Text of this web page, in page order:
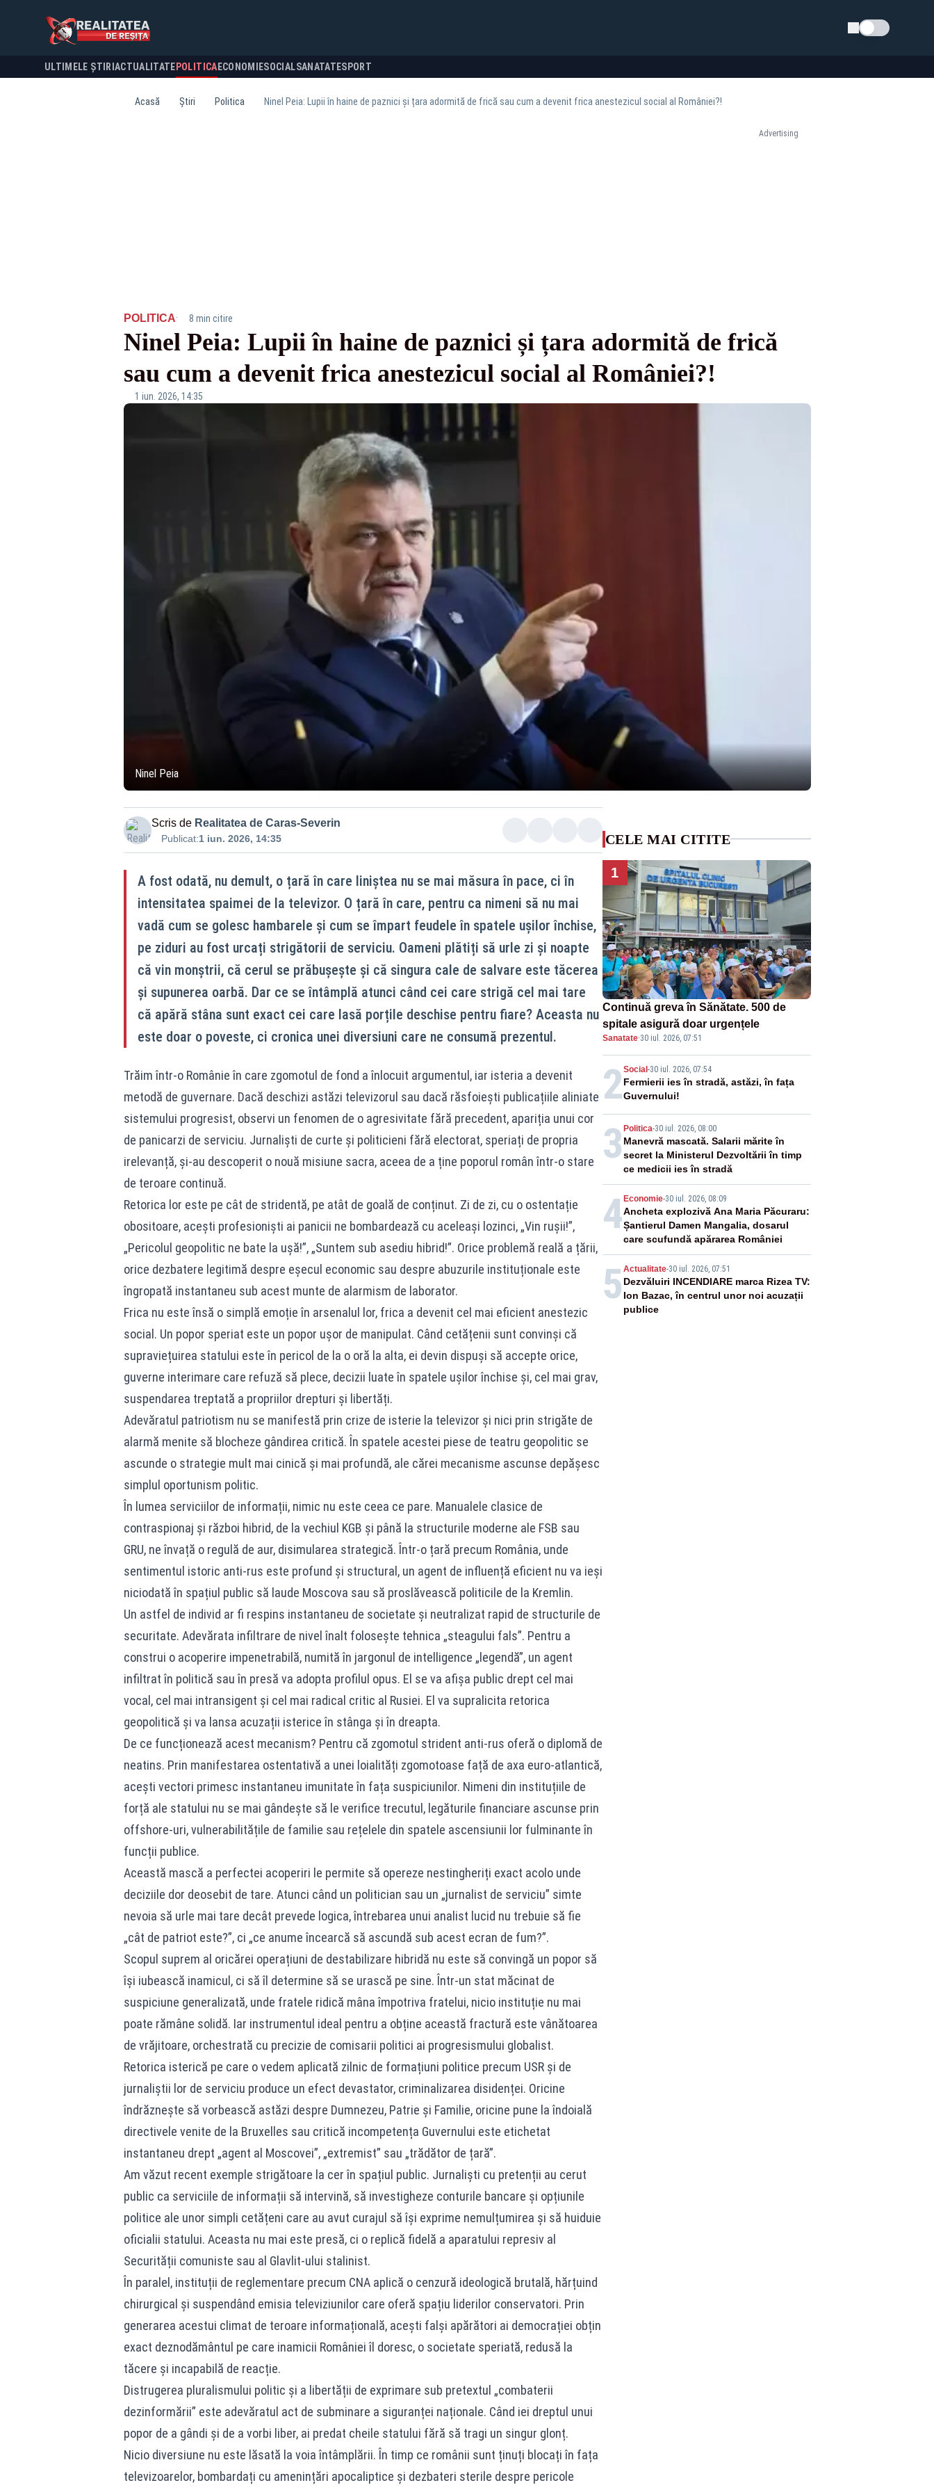
Schimba tema
ULTIMELE ȘTIRI ACTUALITATE POLITICA ECONOMIESOCIALSANATATESPORT
Acasă Știri Politica Ninel Peia: Lupii în haine de paznici și țara adormită de frică sau cum a devenit frica anestezicul social al României?!
Advertising
POLITICA· 8 min citire
Ninel Peia: Lupii în haine de paznici și țara adormită de frică
sau cum a devenit frica anestezicul social al României?!
1 iun. 2026, 14:35
Ninel Peia
Scris de Realitatea de Caras-Severin
Publicat:1 iun. 2026, 14:35
A fost odată, nu demult, o țară în care liniștea nu se mai măsura în pace, ci în
intensitatea spaimei de la televizor. O țară în care, pentru ca nimeni să nu mai
vadă cum se golesc hambarele și cum se împart feudele în spatele ușilor închise,
pe ziduri au fost urcați strigătorii de serviciu. Oameni plătiți să urle zi și noapte
că vin monștrii, că cerul se prăbușește și că singura cale de salvare este tăcerea
și supunerea oarbă. Dar ce se întâmplă atunci când cei care strigă cel mai tare
că apără stâna sunt exact cei care lasă porțile deschise pentru fiare? Aceasta nu
este doar o poveste, ci cronica unei diversiuni care ne consumă prezentul.
Trăim într-o Românie în care zgomotul de fond a înlocuit argumentul, iar isteria a devenit
metodă de guvernare. Dacă deschizi astăzi televizorul sau dacă răsfoiești publicațiile aliniate
sistemului progresist, observi un fenomen de o agresivitate fără precedent, apariția unui cor
de panicarzi de serviciu. Jurnaliști de curte și politicieni fără electorat, speriați de propria
irelevanță, și-au descoperit o nouă misiune sacra, aceea de a ține poporul român într-o stare
de teroare continuă.
Retorica lor este pe cât de stridentă, pe atât de goală de conținut. Zi de zi, cu o ostentație
obositoare, acești profesioniști ai panicii ne bombardează cu aceleași lozinci, „Vin rușii!”,
„Pericolul geopolitic ne bate la ușă!”, „Suntem sub asediu hibrid!”. Orice problemă reală a țării,
orice dezbatere legitimă despre eșecul economic sau despre abuzurile instituționale este
îngropată instantaneu sub acest munte de alarmism de laborator.
Frica nu este însă o simplă emoție în arsenalul lor, frica a devenit cel mai eficient anestezic
social. Un popor speriat este un popor ușor de manipulat. Când cetățenii sunt convinși că
supraviețuirea statului este în pericol de la o oră la alta, ei devin dispuși să accepte orice,
guverne interimare care refuză să plece, decizii luate în spatele ușilor închise și, cel mai grav,
suspendarea treptată a propriilor drepturi și libertăți.
Adevăratul patriotism nu se manifestă prin crize de isterie la televizor și nici prin strigăte de
alarmă menite să blocheze gândirea critică. În spatele acestei piese de teatru geopolitic se
ascunde o strategie mult mai cinică și mai profundă, ale cărei mecanisme ascunse depășesc
simplul oportunism politic.
În lumea serviciilor de informații, nimic nu este ceea ce pare. Manualele clasice de
contraspionaj și război hibrid, de la vechiul KGB și până la structurile moderne ale FSB sau
GRU, ne învață o regulă de aur, disimularea strategică. Într-o țară precum România, unde
sentimentul istoric anti-rus este profund și structural, un agent de influență eficient nu va ieși
niciodată în spațiul public să laude Moscova sau să proslăvească politicile de la Kremlin.
Un astfel de individ ar fi respins instantaneu de societate și neutralizat rapid de structurile de
securitate. Adevărata infiltrare de nivel înalt folosește tehnica „steagului fals”. Pentru a
construi o acoperire impenetrabilă, numită în jargonul de intelligence „legendă”, un agent
infiltrat în politică sau în presă va adopta profilul opus. El se va afișa public drept cel mai
vocal, cel mai intransigent și cel mai radical critic al Rusiei. El va supralicita retorica
geopolitică și va lansa acuzații isterice în stânga și în dreapta.
De ce funcționează acest mecanism? Pentru că zgomotul strident anti-rus oferă o diplomă de
neatins. Prin manifestarea ostentativă a unei loialități zgomotoase față de axa euro-atlantică,
acești vectori primesc instantaneu imunitate în fața suspiciunilor. Nimeni din instituțiile de
forță ale statului nu se mai gândește să le verifice trecutul, legăturile financiare ascunse prin
offshore-uri, vulnerabilitățile de familie sau rețelele din spatele ascensiunii lor fulminante în
funcții publice.
Această mască a perfectei acoperiri le permite să opereze nestingheriți exact acolo unde
deciziile dor deosebit de tare. Atunci când un politician sau un „jurnalist de serviciu” simte
nevoia să urle mai tare decât prevede logica, întrebarea unui analist lucid nu trebuie să fie
„cât de patriot este?”, ci „ce anume încearcă să ascundă sub acest ecran de fum?”.
Scopul suprem al oricărei operațiuni de destabilizare hibridă nu este să convingă un popor să
își iubească inamicul, ci să îl determine să se urască pe sine. Într-un stat măcinat de
suspiciune generalizată, unde fratele ridică mâna împotriva fratelui, nicio instituție nu mai
poate rămâne solidă. Iar instrumentul ideal pentru a obține această fractură este vânătoarea
de vrăjitoare, orchestrată cu precizie de comisarii politici ai progresismului globalist.
Retorica isterică pe care o vedem aplicată zilnic de formațiuni politice precum USR și de
jurnaliștii lor de serviciu produce un efect devastator, criminalizarea disidenței. Oricine
îndrăznește să vorbească astăzi despre Dumnezeu, Patrie și Familie, oricine pune la îndoială
directivele venite de la Bruxelles sau critică incompetența Guvernului este etichetat
instantaneu drept „agent al Moscovei”, „extremist” sau „trădător de țară”.
Am văzut recent exemple strigătoare la cer în spațiul public. Jurnaliști cu pretenții au cerut
public ca serviciile de informații să intervină, să investigheze conturile bancare și opțiunile
politice ale unor simpli cetățeni care au avut curajul să își exprime nemulțumirea și să huiduie
oficialii statului. Aceasta nu mai este presă, ci o replică fidelă a aparatului represiv al
Securității comuniste sau al Glavlit-ului stalinist.
În paralel, instituții de reglementare precum CNA aplică o cenzură ideologică brutală, hărțuind
chirurgical și suspendând emisia televiziunilor care oferă spațiu liderilor conservatori. Prin
generarea acestui climat de teroare informațională, acești falși apărători ai democrației obțin
exact deznodământul pe care inamicii României îl doresc, o societate speriată, redusă la
tăcere și incapabilă de reacție.
Distrugerea pluralismului politic și a libertății de exprimare sub pretextul „combaterii
dezinformării” este adevăratul act de subminare a siguranței naționale. Când iei dreptul unui
popor de a gândi și de a vorbi liber, ai predat cheile statului fără să tragi un singur glonț.
Nicio diversiune nu este lăsată la voia întâmplării. În timp ce românii sunt ținuți blocați în fața
televizoarelor, bombardați cu amenințări apocaliptice și dezbateri sterile despre pericole
CELE MAI CITITE
1
Continuă greva în Sănătate. 500 de
spitale asigură doar urgențele
Sanatate·30 iul. 2026, 07:51
2Social -30 iul. 2026, 07:54
Fermierii ies în stradă, astăzi, în fața
Guvernului!
3 Politica-30 iul. 2026, 08:00
Manevră mascată. Salarii mărite în
secret la Ministerul Dezvoltării în timp
ce medicii ies în stradă
4 Economie-30 iul. 2026, 08:09
Ancheta explozivă Ana Maria Păcuraru:
Șantierul Damen Mangalia, dosarul
care scufundă apărarea României
5 Actualitate-30 iul. 2026, 07:51
Dezvăluiri INCENDIARE marca Rizea TV:
Ion Bazac, în centrul unor noi acuzații
publice